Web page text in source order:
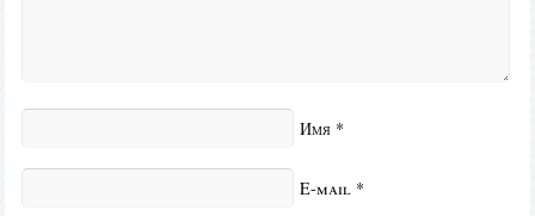
Имя *
E-mail *